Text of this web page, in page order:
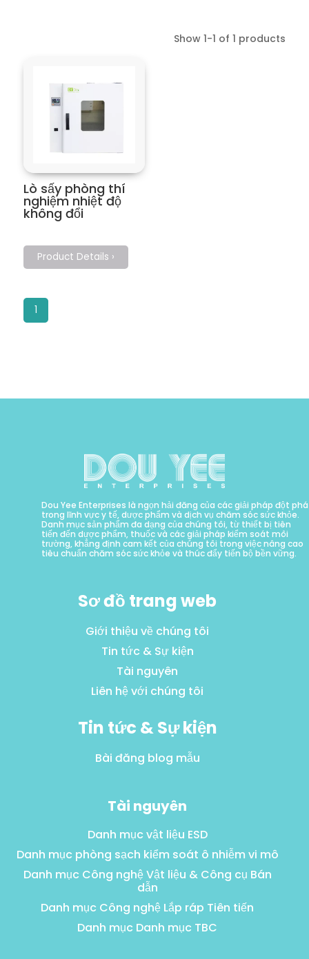
Show 1-1 of 1 products
Lò sấy phòng thí
nghiệm nhiệt độ
không đổi
Product Details ›
1
Dou Yee Enterprises là ngọn hải đăng của các giải pháp đột phá
trong lĩnh vực y tế, dược phẩm và dịch vụ chăm sóc sức khỏe.
Danh mục sản phẩm đa dạng của chúng tôi, từ thiết bị tiên
tiến đến dược phẩm, thuốc và các giải pháp kiểm soát môi
trường, khẳng định cam kết của chúng tôi trong việc nâng cao
tiêu chuẩn chăm sóc sức khỏe và thúc đẩy tiến bộ bền vững.
Sơ đồ trang web
Giới thiệu về chúng tôi
Tin tức & Sự kiện
Tài nguyên
Liên hệ với chúng tôi
Tin tức & Sự kiện
Bài đăng blog mẫu
Tài nguyên
Danh mục vật liệu ESD
Danh mục phòng sạch kiểm soát ô nhiễm vi mô
Danh mục Công nghệ Vật liệu & Công cụ Bán
dẫn
Danh mục Công nghệ Lắp ráp Tiên tiến
Danh mục Danh mục TBC